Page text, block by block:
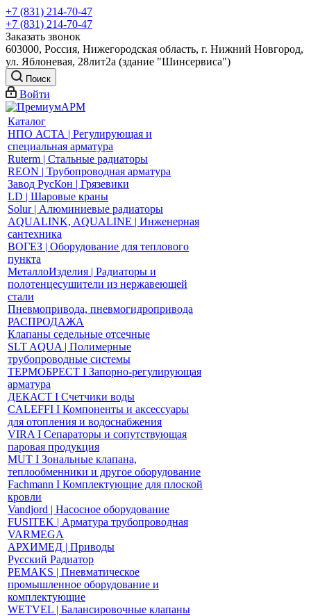
+7 (831) 214-70-47
+7 (831) 214-70-47
Заказать звонок
603000, Россия, Нижегородская область, г. Нижний Новгород,
ул. Яблоневая, 28лит2а (здание "Шинсервиса")
Поиск
Войти
Каталог
НПО АСТА | Регулирующая и
специальная арматура
Ruterm | Стальные радиаторы
REON | Трубопроводная арматура
Завод РусКон | Грязевики
LD | Шаровые краны
Solur | Алюминиевые радиаторы
AQUALINK, AQUALINE | Инженерная
сантехника
ВОГЕЗ | Оборудование для теплового
пункта
МеталлоИзделия | Радиаторы и
полотенцесушители из нержавеющей
стали
Пневмопривода, пневмогидропривода
РАСПРОДАЖА
Клапаны седельные отсечные
SLT AQUA | Полимерные
трубопроводные системы
ТЕРМОБРЕСТ І Запорно-регулирующая
арматура
ДЕКАСТ І Счетчики воды
CALEFFI І Компоненты и аксессуары
для отопления и водоснабжения
VIRA І Сепараторы и сопутствующая
паровая продукция
MUT І Зональные клапана,
теплообменники и другое оборудование
Fachmann І Комплектующие для плоской
кровли
Vandjord | Насосное оборудование
FUSITEK | Арматура трубопроводная
VARMEGA
АРХИМЕД | Приводы
Русский Радиатор
PEMAKS | Пневматическое
промышленное оборудование и
комплектующие
WETVEL | Балансировочные клапаны